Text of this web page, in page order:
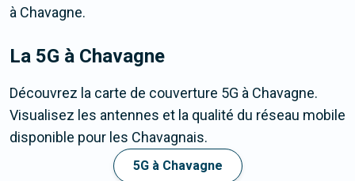
à Chavagne.
La 5G à Chavagne
Découvrez la carte de couverture 5G à Chavagne.
Visualisez les antennes et la qualité du réseau mobile
disponible pour les Chavagnais.
5G à Chavagne